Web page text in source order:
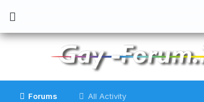
Forums All Activity